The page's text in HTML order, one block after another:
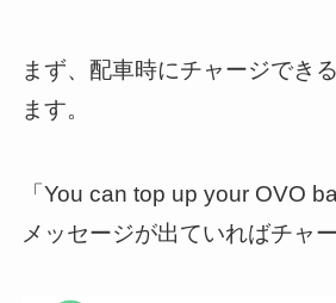
まず、配車時にチャージでき
ます。
「You can top up your OVO
メッセージが出ていればチャ